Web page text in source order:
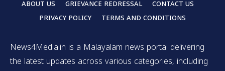
ABOUT US GRIEVANCE REDRESSAL
CONTACT US
PRIVACY POLICY
TERMS AND CONDITIONS
News4Media.in is a Malayalam news portal delivering
the latest updates across various categories, including